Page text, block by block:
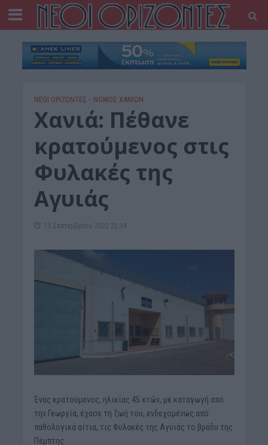
ΝΕΟΙ ΟΡΙΖΟΝΤΕΣ • ΝΟΜΌΣ ΧΑΝΊΩΝ
Xανιά: Πέθανε
κρατούμενος στις
Φυλακές της
Αγυιάς
15 Σεπτεμβρίου 2022 22:34
Ένας κρατούμενος, ηλικίας 45 ετών, με καταγωγή από
την Γεωργία, έχασε τη ζωή του, ενδεχομένως από
παθολογικά αίτια, τις Φυλακές της Αγυιάς το βράδυ της
Πέμπτης